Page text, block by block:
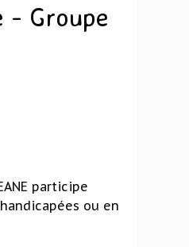
- Groupe
participe
ou en